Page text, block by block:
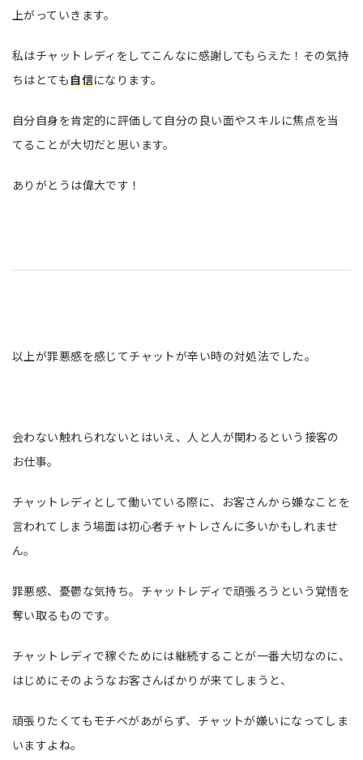
上がっていきます。
私はチャットレディをしてこんなに感謝してもらえた！その気持
ちはとても自信になります。
自分自身を肯定的に評価して自分の良い面やスキルに焦点を当
てることが大切だと思います。
ありがとうは偉大です！
以上が罪悪感を感じてチャットが辛い時の対処法でした。
会わない触れられないとはいえ、人と人が関わるという接客の
お仕事。
チャットレディとして働いている際に、お客さんから嫌なことを
言われてしまう場面は初心者チャトレさんに多いかもしれませ
ん。
罪悪感、憂鬱な気持ち。チャットレディで頑張ろうという覚悟を
奪い取るものです。
チャットレディで稼ぐためには継続することが一番大切なのに、
はじめにそのようなお客さんばかりが来てしまうと、
頑張りたくてもモチベがあがらず、チャットが嫌いになってしま
いますよね。